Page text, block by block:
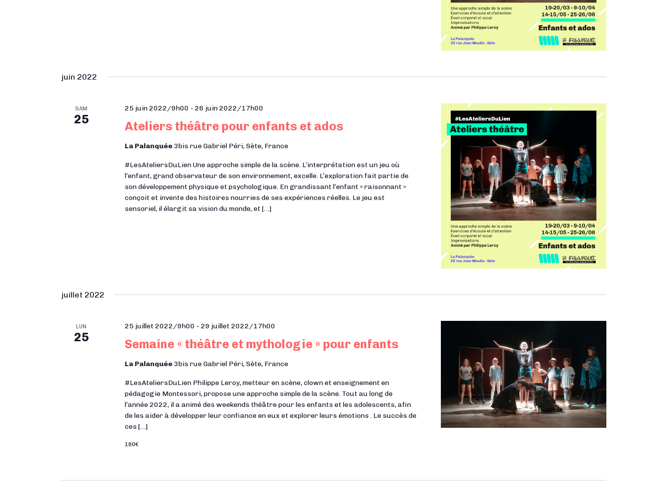
juin 2022
SAM
25 Ateliers théâtre pour enfants et ados
25 juin 2022/9h00 -26 juin 2022/17h00
La Palanquée3bis rue Gabriel Péri, Sète, France
#LesAteliersDuLien Une approche simple de la scène. L’interprétation est un jeu où
l’enfant, grand observateur de son environnement, excelle. L’exploration fait partie de
son développement physique et psychologique. En grandissant l’enfant « raisonnant »
conçoit et invente des histoires nourries de ses expériences réelles. Le jeu est
sensoriel, il élargit sa vision du monde, et […]
juillet 2022
LUN
25 Semaine « théâtre et mythologie » pour enfants
25 juillet 2022/9h00 -29 juillet 2022/17h00
La Palanquée3bis rue Gabriel Péri, Sète, France
#LesAteliersDuLien Philippe Leroy, metteur en scène, clown et enseignement en
pédagogie Montessori, propose une approche simple de la scène. Tout au long de
l’année 2022, il a animé des weekends théâtre pour les enfants et les adolescents, afin
de les aider à développer leur confiance en eux et explorer leurs émotions . Le succès de
ces […]
180€